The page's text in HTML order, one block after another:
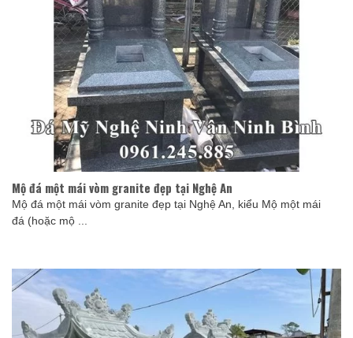
Mộ đá một mái vòm granite đẹp tại Nghệ An
Mộ đá một mái vòm granite đẹp tại Nghệ An, kiểu Mộ một mái
đá (hoặc mộ ...